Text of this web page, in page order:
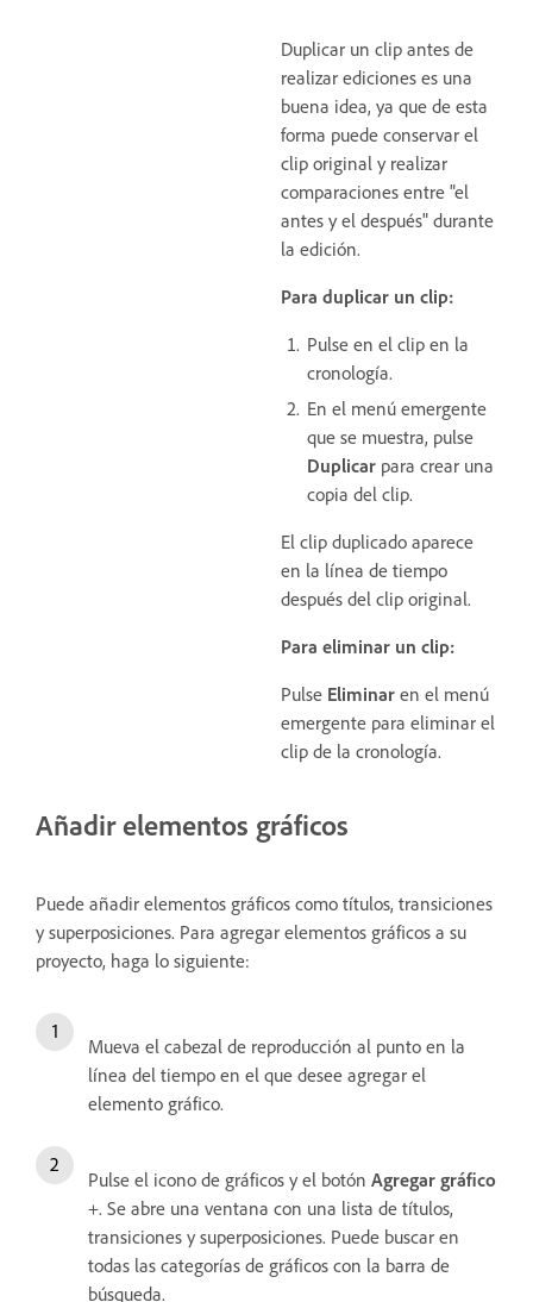
Duplicar un clip antes de
realizar ediciones es una
buena idea, ya que de esta
forma puede conservar el
clip original y realizar
comparaciones entre "el
antes y el después" durante
la edición.
Para duplicar un clip:
Pulse en el clip en la
cronología.
En el menú emergente
que se muestra, pulse
Duplicar para crear una
copia del clip.
El clip duplicado aparece
en la línea de tiempo
después del clip original.
Para eliminar un clip:
Pulse Eliminar en el menú
emergente para eliminar el
clip de la cronología.
Añadir elementos gráficos
Puede añadir elementos gráficos como títulos, transiciones
y superposiciones. Para agregar elementos gráficos a su
proyecto, haga lo siguiente:
Mueva el cabezal de reproducción al punto en la
línea del tiempo en el que desee agregar el
elemento gráfico.
Pulse el icono de gráficos y el botón Agregar gráfico
+. Se abre una ventana con una lista de títulos,
transiciones y superposiciones. Puede buscar en
todas las categorías de gráficos con la barra de
búsqueda.